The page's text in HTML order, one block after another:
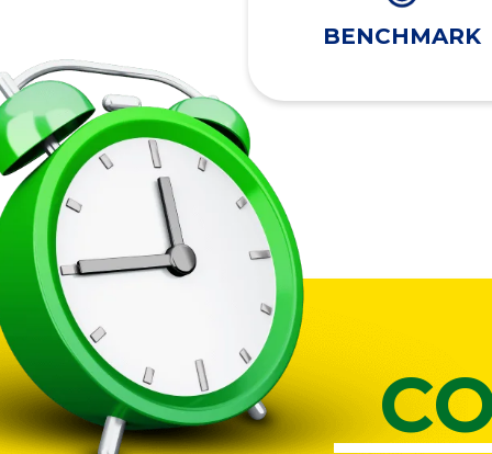
BENCHMARK